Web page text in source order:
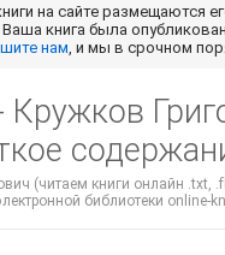
на сайте размещаются
книга была
нам , и мы в срочном
Кружков
(читаем книги онлайн .txt,
библиотеки online-